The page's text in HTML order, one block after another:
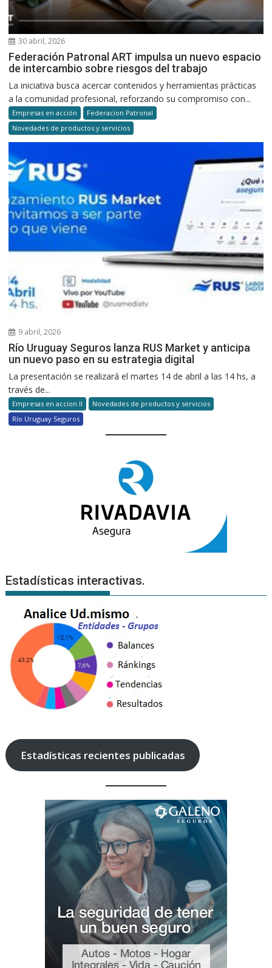
30 abril, 2026
Federación Patronal ART impulsa un nuevo espacio
de intercambio sobre riesgos del trabajo
La iniciativa busca acercar contenidos y herramientas prácticas
a la comunidad profesional, reforzando su compromiso con...
Empresas en acción
Federacion Patronal
Novedades de productos y servicios
9 abril, 2026
Río Uruguay Seguros lanza RUS Market y anticipa
un nuevo paso en su estrategia digital
La presentación se realizará el martes 14 de abril a las 14 hs, a
través de...
Empresas en accion II
Novedades de productos y servicios
Río Uruguay Seguros
Estadísticas interactivas.
Estadísticas recientes publicadas